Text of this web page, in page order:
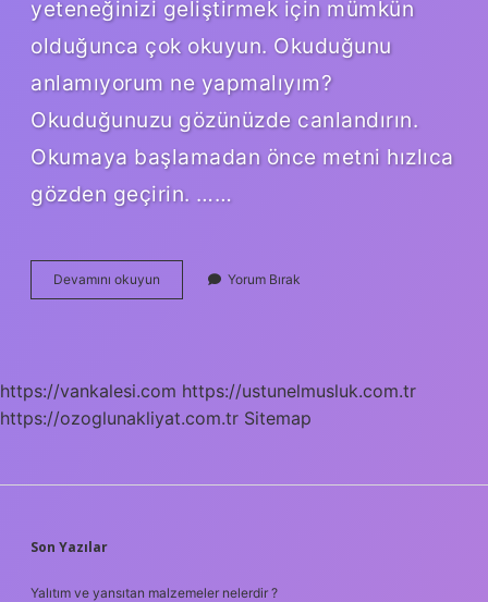
yeteneğinizi geliştirmek için mümkün
olduğunca çok okuyun. Okuduğunu
anlamıyorum ne yapmalıyım?
Okuduğunuzu gözünüzde canlandırın.
Okumaya başlamadan önce metni hızlıca
gözden geçirin. ……
Devamını okuyun
Gücü
Yorum Bırak
https://vankalesi.com https://ustunelmusluk.com.tr
https://ozoglunakliyat.com.tr Sitemap
SIDEBAR
Son Yazılar
Yalıtım ve yansıtan malzemeler nelerdir ?